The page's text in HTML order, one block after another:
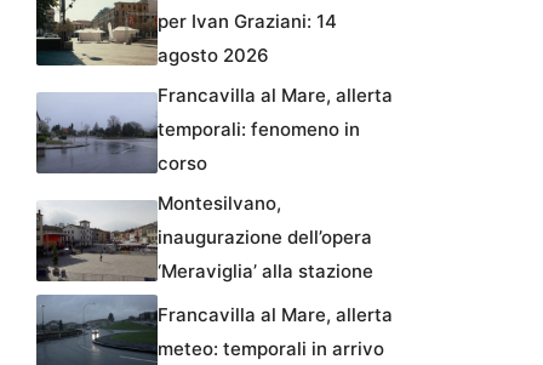
per Ivan Graziani: 14
agosto 2026
Francavilla al Mare, allerta
temporali: fenomeno in
corso
Montesilvano,
inaugurazione dell’opera
‘Meraviglia’ alla stazione
Francavilla al Mare, allerta
meteo: temporali in arrivo